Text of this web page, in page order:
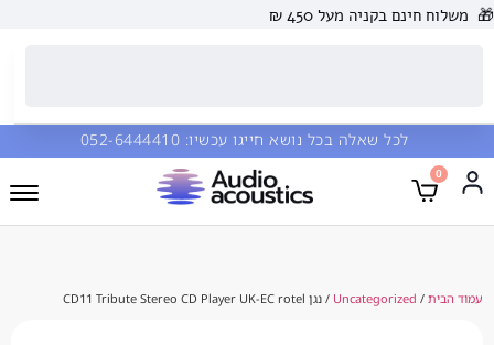
בקניה מעל 450 ₪
שאלה בכל נושא חייגו עכשיו: 052-6444410
/ נגן CD11 Tribute Stereo CD Player UK-EC rotel